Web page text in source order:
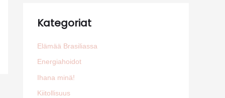
Kategoriat
Elämää Brasiliassa
Energiahoidot
Ihana minä!
Kiitollisuus